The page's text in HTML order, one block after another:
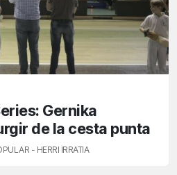
Gernika
de la cesta punta
- HERRI IRRATIA